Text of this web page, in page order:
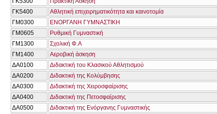
ΓΚ5400
Αθλητική επιχειρηματικότητα και καινοτομία
ΓΜ0300
ΕΝΟΡΓΑΝΗ ΓΥΜΝΑΣΤΙΚΗ
ΓΜ0605
Ρυθμική Γυμναστική
ΓΜ1300
Σχολική Φ.Α
ΓΜ1400
Αεροβική άσκηση
ΔΑ0100
Διδακτική του Κλασικού Αθλητισμού
ΔΑ0200
Διδακτική της Κολύμβησης
ΔΑ0300
Διδακτική της Χειροσφαίρισης
ΔΑ0400
Διδακτική της Πετοσφαίρισης
ΔΑ0500
Διδακτική της Ενόργανης Γυμναστικής